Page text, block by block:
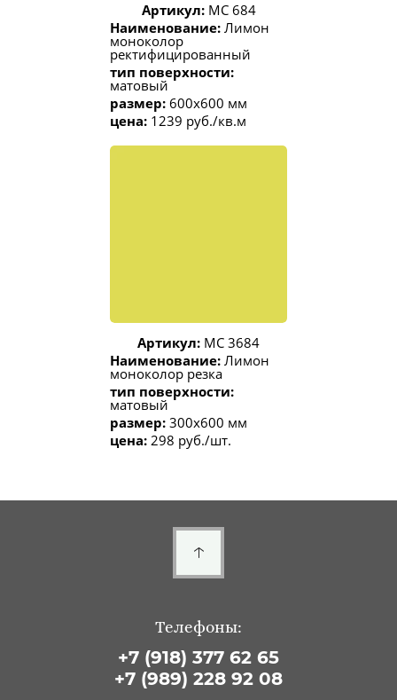
Артикул: МС 684
Наименование: Лимон
моноколор
ректифицированный
тип поверхности:
матовый
размер: 600x600 мм
цена: 1239 руб./кв.м
Артикул: МС 3684
Наименование: Лимон
моноколор резка
тип поверхности:
матовый
размер: 300x600 мм
цена: 298 руб./шт.
Телефоны:
+7 (918) 377 62 65
+7 (989) 228 92 08